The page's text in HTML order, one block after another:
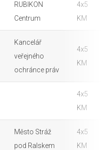
RUBIKON
Centrum
4x5
KM
Kancelář
veřejného
ochránce práv
4x5
KM
4x5
KM
Město Stráž
pod Ralskem
4x5
KM